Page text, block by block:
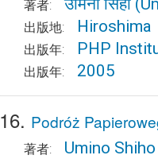
著者: उमिनो सिहो
出版地: Hiroshima
出版年: PHP
出版年: 2005
16. Podróż
著者: Umino Shiho